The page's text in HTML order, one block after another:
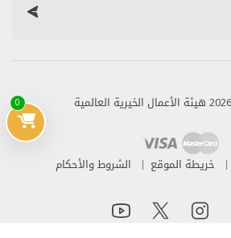
0
خريطة الموقع الشروط والأحكام